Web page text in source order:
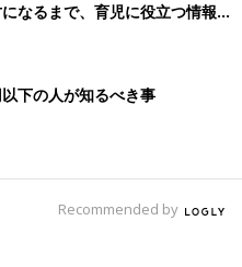
なるまで、育児に役立つ情報が
下の人が知るべき事
Recommended by